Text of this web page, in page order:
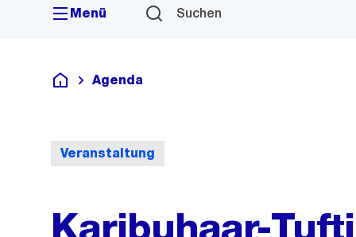
Menü Suchen
Deutsch
Agenda
Veranstaltung
Karibuhaar-